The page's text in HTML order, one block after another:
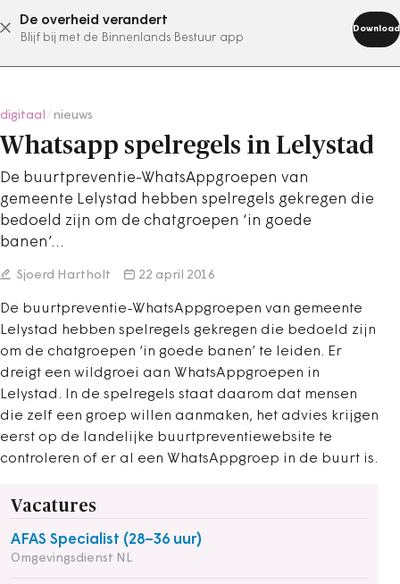
De overheid verandert
Blijf bij met de Binnenlands Bestuur app
Download
abonneer nu
digitaal nieuws
Whatsapp spelregels in Lelystad
De buurtpreventie-WhatsAppgroepen van
gemeente Lelystad hebben spelregels gekregen die
bedoeld zijn om de chatgroepen ‘in goede
banen’…
Sjoerd Hartholt 22 april 2016
De buurtpreventie-WhatsAppgroepen van gemeente
Lelystad hebben spelregels gekregen die bedoeld zijn
om de chatgroepen ‘in goede banen’ te leiden. Er
dreigt een wildgroei aan WhatsAppgroepen in
Lelystad. In de spelregels staat daarom dat mensen
die zelf een groep willen aanmaken, het advies krijgen
eerst op de landelijke buurtpreventiewebsite te
controleren of er al een WhatsAppgroep in de buurt is.
Vacatures
AFAS Specialist (28–36 uur)
Omgevingsdienst NL